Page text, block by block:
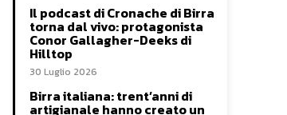
Il podcast di Cronache di Birra
torna dal vivo: protagonista
Conor Gallagher-Deeks di
Hilltop
30 Luglio 2026
Birra italiana: trent’anni di
artigianale hanno creato un